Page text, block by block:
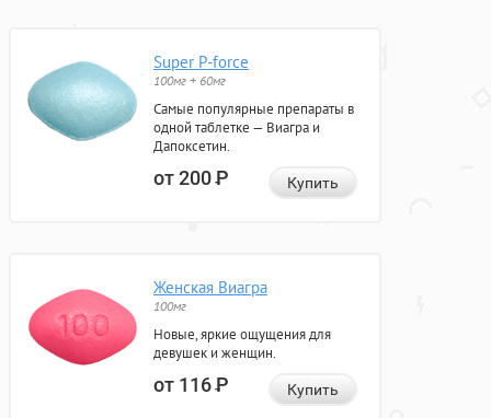
Super P-force
100мг + 60мг
Самые популярные препараты в
одной таблетке — Виагра и
Дапоксетин.
от 200Р Купить
Женская Виагра
100мг
Новые, яркие ощущения для
девушек и женщин.
от 116Р Купить